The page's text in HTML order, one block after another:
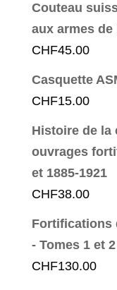
Couteau
aux armes de
CHF45.00
Casquette
CHF15.00
Histoire de la
ouvrages
et 1885-1921
CHF38.00
Fortifications
- Tomes 1 et 2
CHF130.00